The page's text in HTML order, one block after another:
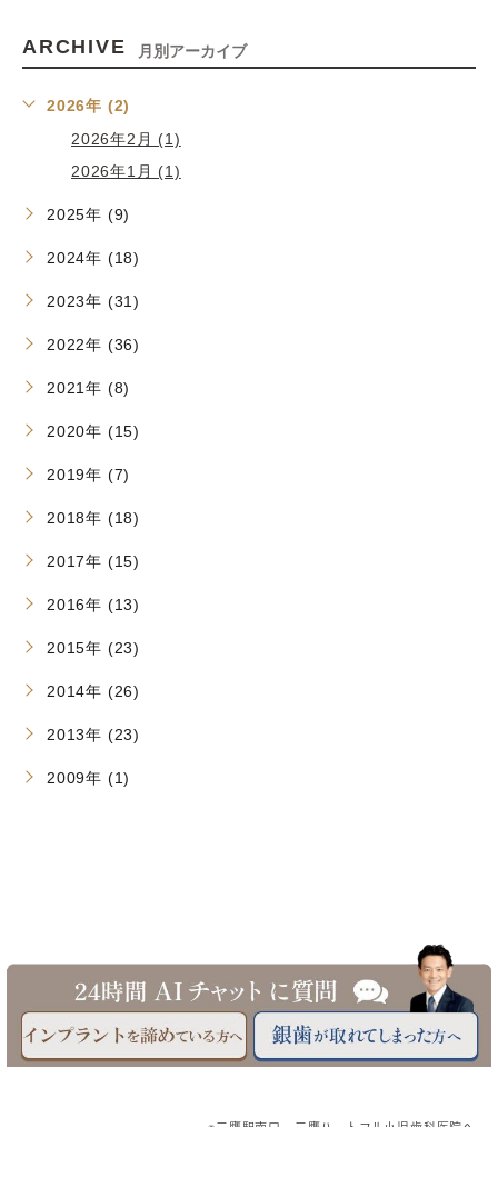
ARCHIVE 月別アーカイブ
2026年 (2)
2026年2月 (1)
2026年1月 (1)
2025年 (9)
2024年 (18)
2023年 (31)
2022年 (36)
2021年 (8)
2020年 (15)
2019年 (7)
2018年 (18)
2017年 (15)
2016年 (13)
2015年 (23)
2014年 (26)
2013年 (23)
2009年 (1)
©三鷹駅南口 三鷹ハートフル小児歯科医院へ